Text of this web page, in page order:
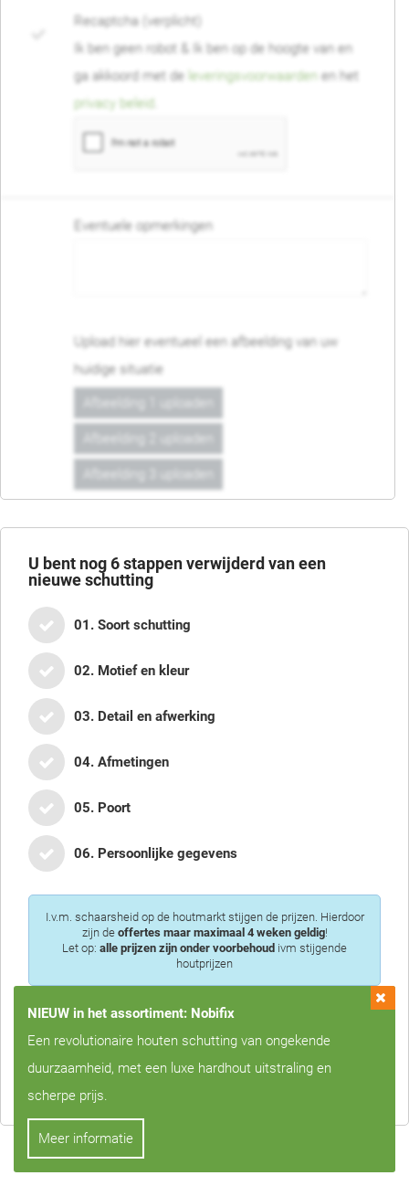
Recaptcha (verplicht)
Ik ben geen robot & Ik ben op de hoogte van en
ga akkoord met de leveringsvoorwaarden en het
privacy beleid
Eventuele opmerkingen
Upload hier eventueel een afbeelding van uw
huidige situatie
U bent nog6stappen verwijderd van een
nieuwe schutting
01. Soort schutting
02. Motief en kleur
03. Detail en afwerking
04. Afmetingen
05. Poort
06. Persoonlijke gegevens
I.v.m. schaarsheid op de houtmarkt stijgen de prijzen. Hierdoor
zijn de offertes maar maximaal 4 weken geldig!
Let op: alle prijzen zijn onder voorbehoud ivm stijgende
houtprijzen
NIEUW in het assortiment: Nobifix
Een revolutionaire houten schutting van ongekende
duurzaamheid, met een luxe hardhout uitstraling en
scherpe prijs.
Meer informatie